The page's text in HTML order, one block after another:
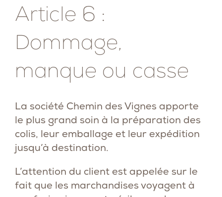
Article 6 :
Dommage,
manque ou casse
La société Chemin des Vignes apporte
le plus grand soin à la préparation des
colis, leur emballage et leur expédition
jusqu’à destination.
L’attention du client est appelée sur le
fait que les marchandises voyagent à